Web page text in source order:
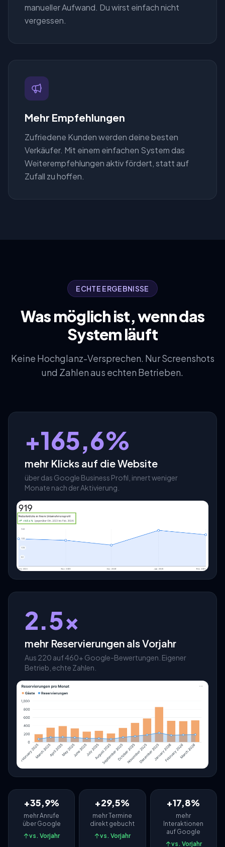
manueller Aufwand. Du wirst einfach nicht
vergessen.
Mehr Empfehlungen
Zufriedene Kunden werden deine besten
Verkäufer. Mit einem einfachen System das
Weiterempfehlungen aktiv fördert, statt auf
Zufall zu hoffen.
ECHTE ERGEBNISSE
Was möglich ist, wenn das
System läuft
Keine Hochglanz-Versprechen. Nur Screenshots
und Zahlen aus echten Betrieben.
+165,6%
mehr Klicks auf die Website
über das Google Business Profil, innert weniger
Monate nach der Aktivierung.
2.5×
mehr Reservierungen als Vorjahr
Aus 220 auf 460+ Google-Bewertungen. Eigener
Betrieb, echte Zahlen.
+35,9%
mehr Anrufe
über Google
vs. Vorjahr
+29,5%
mehr Termine
direkt gebucht
vs. Vorjahr
+17,8%
mehr
Interaktionen
auf Google
vs. Vorjahr